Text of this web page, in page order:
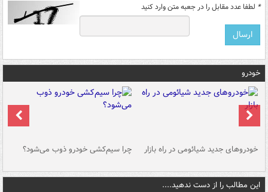
* لطفا عدد مقابل را در جعبه متن وارد کنید
خودرو
خودروهای جدید شیائومی در راه بازار چرا سیم‌کشی خودرو ذوب می‌شود؟
این مطالب را از دست ندهید....